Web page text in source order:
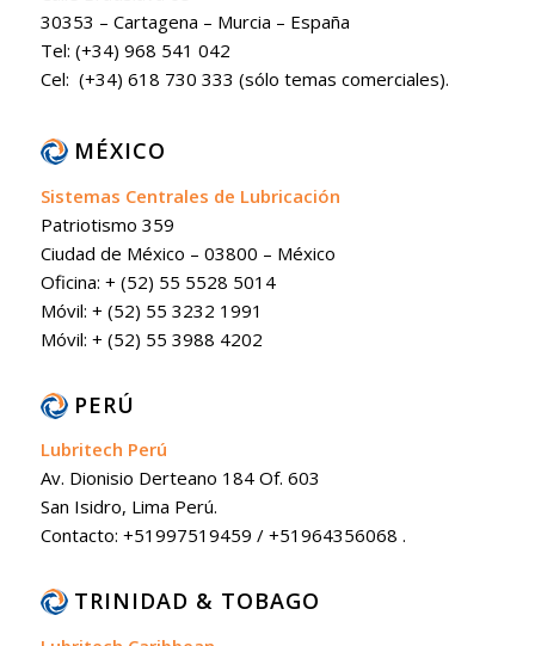
30353 – Cartagena – Murcia – España
Tel: (+34) 968 541 042
Cel: (+34) 618 730 333 (sólo temas comerciales).
MÉXICO
Sistemas Centrales de Lubricación
Patriotismo 359
Ciudad de México – 03800 – México
Oficina: + (52) 55 5528 5014
Móvil: + (52) 55 3232 1991
Móvil: + (52) 55 3988 4202
PERÚ
Lubritech Perú
Av. Dionisio Derteano 184 Of. 603
San Isidro, Lima Perú.
Contacto: +51997519459 / +51964356068 .
TRINIDAD & TOBAGO